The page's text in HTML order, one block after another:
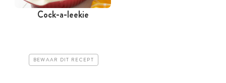
Cock-a-leekie
BEWAAR DIT RECEPT